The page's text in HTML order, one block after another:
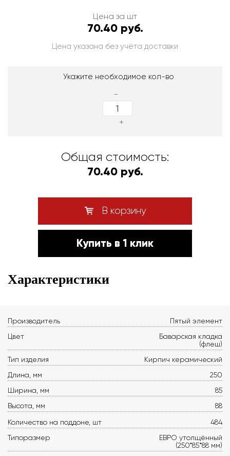
Цена за шт
70.40 руб.
Цена указана без учёта доставки
Укажите необходимое кол-во
-
+
Общая стоимость:
70.40 руб.
В корзину
Купить в 1 клик
Характеристики
Производитель
Пятый элемент
Цвет
Баварская кладка
(флеш)
Тип изделия
Кирпич керамический
Длина, мм
250
Ширина, мм
85
Высота, мм
88
Количество на поддоне, шт
484
Типоразмер
ЕВРО утолщённый
(250*85*88 мм)